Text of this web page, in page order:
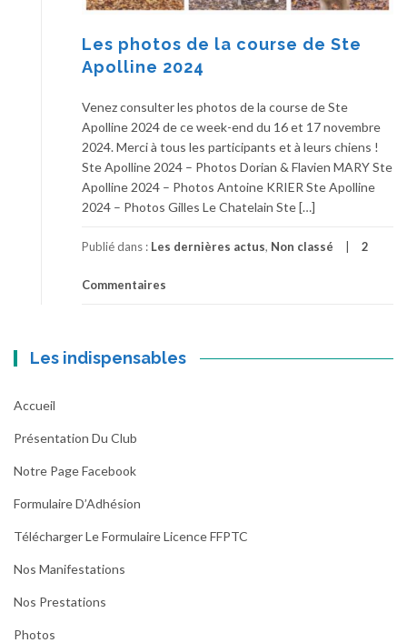
Les photos de la course de Ste
Apolline 2024
Venez consulter les photos de la course de Ste
Apolline 2024 de ce week-end du 16 et 17 novembre
2024. Merci à tous les participants et à leurs chiens !
Ste Apolline 2024 – Photos Dorian & Flavien MARY Ste
Apolline 2024 – Photos Antoine KRIER Ste Apolline
2024 – Photos Gilles Le Chatelain Ste […]
Publié dans : Les dernières actus, Non classé 2
Commentaires
Les indispensables
Accueil
Présentation Du Club
Notre Page Facebook
Formulaire D’Adhésion
Télécharger Le Formulaire Licence FFPTC
Nos Manifestations
Nos Prestations
Photos